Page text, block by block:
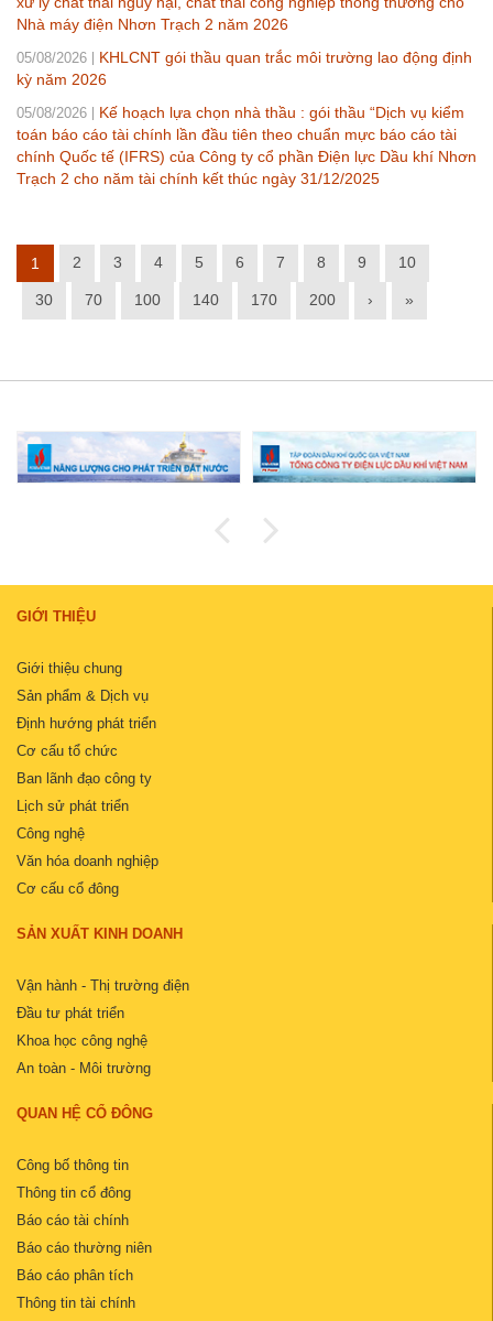
Nhà máy điện Nhơn Trạch 2 năm 2026
05/08/2026
KHLCNT gói thầu quan trắc môi trường lao động định
kỳ năm 2026
05/08/2026
Kế hoạch lựa chọn nhà thầu : gói thầu “Dịch vụ kiểm
toán báo cáo tài chính lần đầu tiên theo chuẩn mực báo cáo tài
chính Quốc tế (IFRS) của Công ty cổ phần Điện lực Dầu khí Nhơn
Trạch 2 cho năm tài chính kết thúc ngày 31/12/2025
1 2 3 4 5 6 7 8 9 10
30 70 100 140 170 200 › »
GIỚI THIỆU
Giới thiệu chung
Sản phẩm & Dịch vụ
Định hướng phát triển
Cơ cấu tổ chức
Ban lãnh đạo công ty
Lịch sử phát triển
Công nghệ
Văn hóa doanh nghiệp
Cơ cấu cổ đông
SẢN XUẤT KINH DOANH
Vận hành - Thị trường điện
Đầu tư phát triển
Khoa học công nghệ
An toàn - Môi trường
QUAN HỆ CỔ ĐÔNG
Công bố thông tin
Thông tin cổ đông
Báo cáo tài chính
Báo cáo thường niên
Báo cáo phân tích
Thông tin tài chính